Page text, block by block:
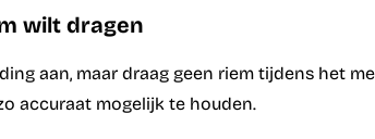
wilt dragen
aan, maar draag geen riem tijdens het
accuraat mogelijk te houden.